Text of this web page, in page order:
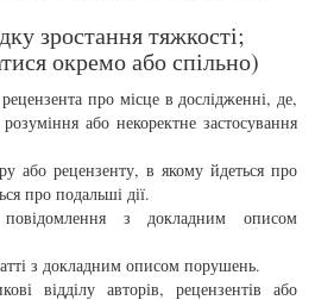
зростання тяжкості;
окремо або спільно)
про місце в дослідженні, де,
або некоректне застосування
або рецензенту, в якому йдеться про
про подальші дії.
повідомлення з докладним описом
з докладним описом порушень.
відділу авторів, рецензентів або